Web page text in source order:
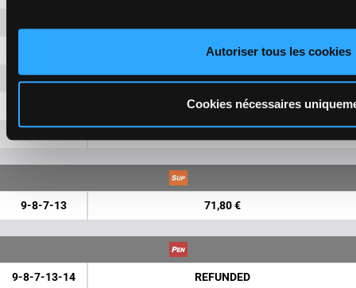
Autoriser tous les cookies
Cookies nécessaires
2,40 €
8-7 2,40 €
2,40 €
9-8-7-13 71,80 €
9-8-7-13-14 REFUNDED